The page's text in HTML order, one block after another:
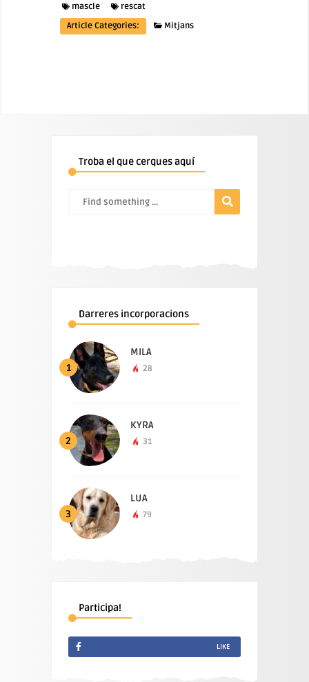
mascle
rescat
Article Categories:
Mitjans
Troba el que cerques aquí
Darreres incorporacions
1
MILA
28
2
KYRA
31
3
LUA
79
Participa!
LIKE